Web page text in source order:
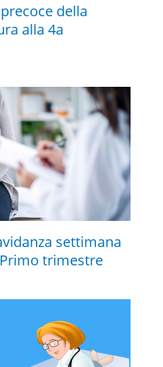
della
alla 4a
settimana
trimestre